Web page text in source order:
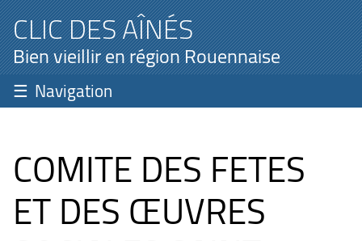
CLIC DES AÎNÉS
Bien vieillir en région Rouennaise
Navigation
COMITE DES FETES
ET DES ŒUVRES